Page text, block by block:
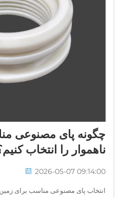
چگونه پای مصنوعی
ناهموار را انتخاب
2026-05-07 09:14:00
انتخاب پای مصنوعی مناسب برای